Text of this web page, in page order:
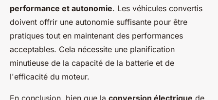
performance et autonomie. Les véhicules convertis
doivent offrir une autonomie suffisante pour être
pratiques tout en maintenant des performances
acceptables. Cela nécessite une planification
minutieuse de la capacité de la batterie et de
l'efficacité du moteur.
En conclusion, bien que la conversion électrique de